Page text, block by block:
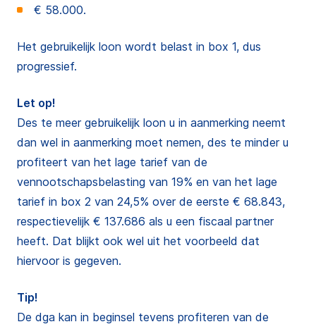
€ 58.000.
Het gebruikelijk loon wordt belast in box 1, dus
progressief.
Let op!
Des te meer gebruikelijk loon u in aanmerking neemt
dan wel in aanmerking moet nemen, des te minder u
profiteert van het lage tarief van de
vennootschapsbelasting van 19% en van het lage
tarief in box 2 van 24,5% over de eerste € 68.843,
respectievelijk € 137.686 als u een fiscaal partner
heeft. Dat blijkt ook wel uit het voorbeeld dat
hiervoor is gegeven.
Tip!
De dga kan in beginsel tevens profiteren van de